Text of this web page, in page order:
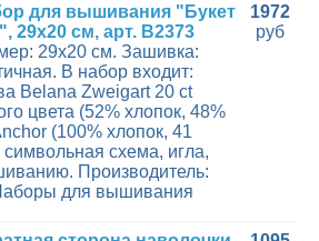
для вышивания "Букет
29х20 см, арт. B2373
29х20 см. Зашивка:
В набор входит:
Belana Zweigart 20 ct
цвета (52% хлопок, 48%
(100% хлопок, 41
схема, игла,
Производитель:
для вышивания
1972
руб